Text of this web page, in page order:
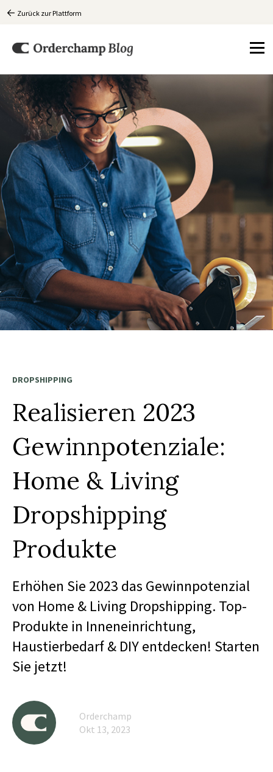
Zurück zur Plattform
DROPSHIPPING
Realisieren 2023
Gewinnpotenziale:
Home & Living
Dropshipping
Produkte
Erhöhen Sie 2023 das Gewinnpotenzial
von Home & Living Dropshipping. Top-
Produkte in Inneneinrichtung,
Haustierbedarf & DIY entdecken! Starten
Sie jetzt!
Orderchamp
Okt 13, 2023